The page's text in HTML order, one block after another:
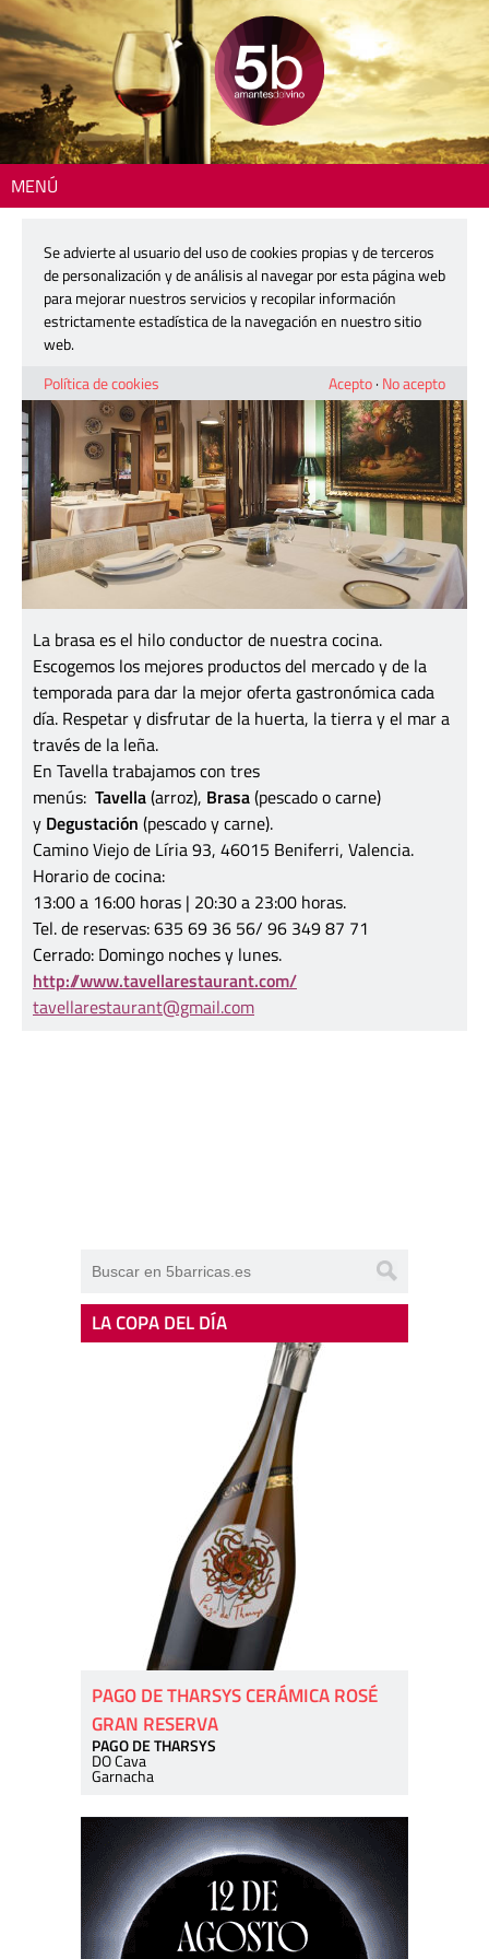
MENÚ
Tavella
La brasa es el hilo conductor de nuestra cocina.
Escogemos los mejores productos del mercado y de la
temporada para dar la mejor oferta gastronómica cada
día. Respetar y disfrutar de la huerta, la tierra y el mar a
través de la leña.
En Tavella trabajamos con tres
menús: Tavella(arroz), Brasa(pescado o carne)
y Degustación (pescado y carne).
Camino Viejo de Líria 93, 46015 Beniferri, Valencia.
Horario de cocina:
13:00 a 16:00 horas | 20:30 a 23:00 horas.
Tel. de reservas: 635 69 36 56/ 96 349 87 71
Cerrado: Domingo noches y lunes.
http://www.tavellarestaurant.com/
tavellarestaurant@gmail.com
LA COPA DEL DÍA
PAGO DE THARSYS CERÁMICA ROSÉ
GRAN RESERVA
PAGO DE THARSYS
DO Cava
Garnacha
Se advierte al usuario del uso de cookies propias y de terceros
de personalización y de análisis al navegar por esta página web
para mejorar nuestros servicios y recopilar información
estrictamente estadística de la navegación en nuestro sitio
web.
Política de cookies
Acepto· No acepto